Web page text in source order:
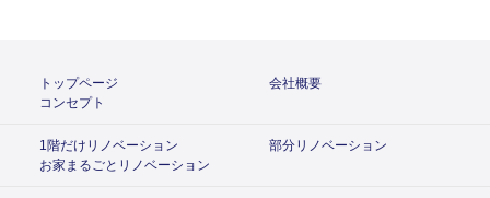
トップページ
会社概要
コンセプト
1階だけリノベーション
部分リノベーション
お家まるごとリノベーション